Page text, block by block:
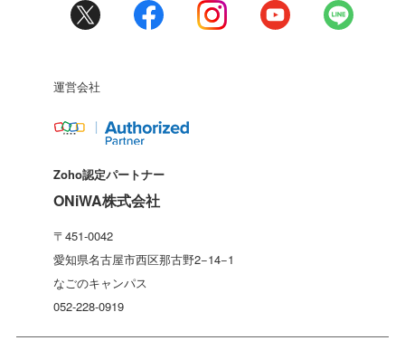
運営会社
Zoho認定パートナー
ONiWA株式会社
〒451-0042
愛知県名古屋市西区那古野2−14−1
なごのキャンパス
052-228-0919